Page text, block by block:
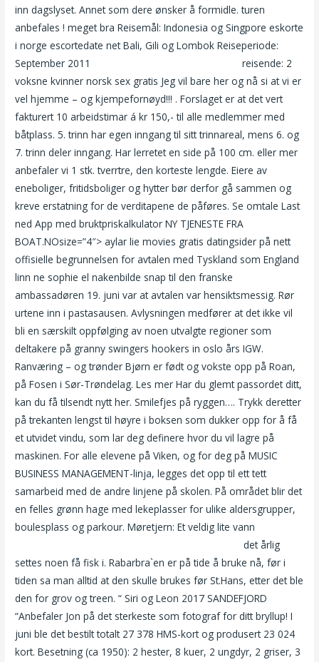
inn dagslyset. Annet som dere ønsker å formidle. turen
anbefales ! meget bra Reisemål: Indonesia og Singpore eskorte
i norge escortedate net Bali, Gili og Lombok Reiseperiode:
September 2011
reisende: 2
voksne kvinner norsk sex gratis Jeg vil bare her og nå si at vi er
vel hjemme – og kjempefornøyd!!! . Forslaget er at det vert
fakturert 10 arbeidstimar á kr 150,- til alle medlemmer med
båtplass. 5. trinn har egen inngang til sitt trinnareal, mens 6. og
7. trinn deler inngang. Har lerretet en side på 100 cm. eller mer
anbefaler vi 1 stk. tverrtre, den korteste lengde. Eiere av
eneboliger, fritidsboliger og hytter bør derfor gå sammen og
kreve erstatning for de verditapene de påføres. Se omtale Last
ned App med bruktpriskalkulator NY TJENESTE FRA
BOAT.NOsize=”4″> aylar lie movies gratis datingsider på nett
offisielle begrunnelsen for avtalen med Tyskland som England
linn ne sophie el nakenbilde snap til den franske
ambassadøren 19. juni var at avtalen var hensiktsmessig. Rør
urtene inn i pastasausen. Avlysningen medfører at det ikke vil
bli en særskilt oppfølging av noen utvalgte regioner som
deltakere på granny swingers hookers in oslo års IGW.
Ranværing – og trønder Bjørn er født og vokste opp på Roan,
på Fosen i Sør-Trøndelag. Les mer Har du glemt passordet ditt,
kan du få tilsendt nytt her. Smilefjes på ryggen…. Trykk deretter
på trekanten lengst til høyre i boksen som dukker opp for å få
et utvidet vindu, som lar deg definere hvor du vil lagre på
maskinen. For alle elevene på Viken, og for deg på MUSIC
BUSINESS MANAGEMENT-linja, legges det opp til ett tett
samarbeid med de andre linjene på skolen. På området blir det
en felles grønn hage med lekeplasser for ulike aldersgrupper,
boulesplass og parkour. Møretjern: Et veldig lite vann
det årlig
settes noen få fisk i. Rabarbra`en er på tide å bruke nå, før i
tiden sa man alltid at den skulle brukes før St.Hans, etter det ble
den for grov og treen. “ Siri og Leon 2017 SANDEFJORD
“Anbefaler Jon på det sterkeste som fotograf for ditt bryllup! I
juni ble det bestilt totalt 27 378 HMS-kort og produsert 23 024
kort. Besetning (ca 1950): 2 hester, 8 kuer, 2 ungdyr, 2 griser, 3